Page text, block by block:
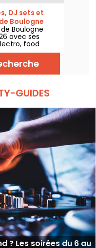
DJ sets et
Boulogne
Boulogne
avec ses
food
réserver. Installé
ce club en plein
les vendredis
temps forts
GUIDES
? Les soirées du 6 au